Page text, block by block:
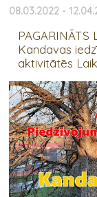
08.03.2022 -
PAGARINĀTS
Kandavas
aktivitātēs